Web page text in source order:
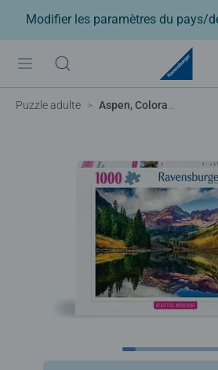
Modifier les paramètres du pays/
Puzzle adulte Aspen, Colorado